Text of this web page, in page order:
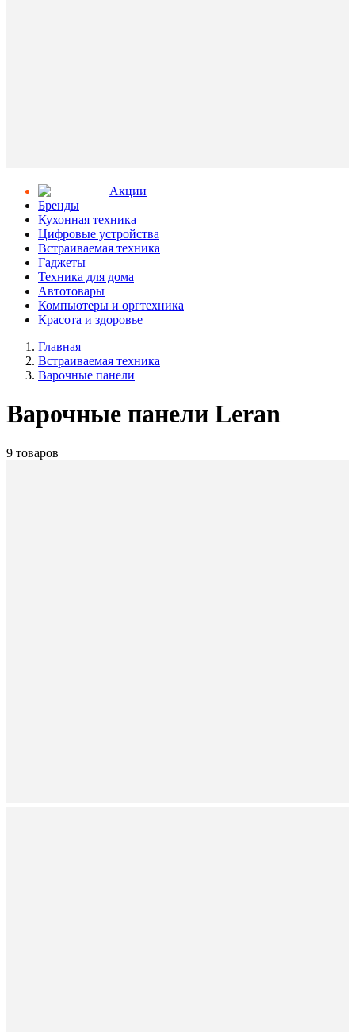
Aкции
Бренды
Кухонная техника
Цифровые устройства
Встраиваемая техника
Гаджеты
Техника для дома
Автотовары
Компьютеры и оргтехника
Красота и здоровье
Главная
Встраиваемая техника
Варочные панели
Варочные панели Leran
9 товаров